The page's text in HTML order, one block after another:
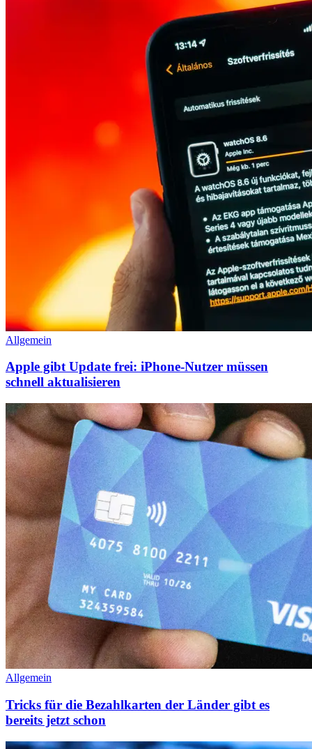
Allgemein
Apple gibt Update frei: iPhone-Nutzer müssen
schnell aktualisieren
Allgemein
Tricks für die Bezahlkarten der Länder gibt es
bereits jetzt schon